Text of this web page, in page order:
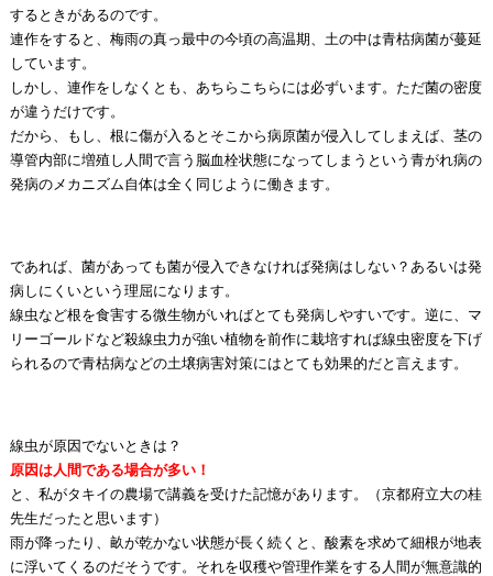
するときがあるのです。
連作をすると、梅雨の真っ最中の今頃の高温期、土の中は青枯病菌が蔓延
しています。
しかし、連作をしなくとも、あちらこちらには必ずいます。ただ菌の密度
が違うだけです。
だから、もし、根に傷が入るとそこから病原菌が侵入してしまえば、茎の
導管内部に増殖し人間で言う脳血栓状態になってしまうという青がれ病の
発病のメカニズム自体は全く同じように働きます。
であれば、菌があっても菌が侵入できなければ発病はしない？あるいは発
病しにくいという理屈になります。
線虫など根を食害する微生物がいればとても発病しやすいです。逆に、マ
リーゴールドなど殺線虫力が強い植物を前作に栽培すれば線虫密度を下げ
られるので青枯病などの土壌病害対策にはとても効果的だと言えます。
線虫が原因でないときは？
原因は人間である場合が多い！
と、私がタキイの農場で講義を受けた記憶があります。（京都府立大の桂
先生だったと思います）
雨が降ったり、畝が乾かない状態が長く続くと、酸素を求めて細根が地表
に浮いてくるのだそうです。それを収穫や管理作業をする人間が無意識的